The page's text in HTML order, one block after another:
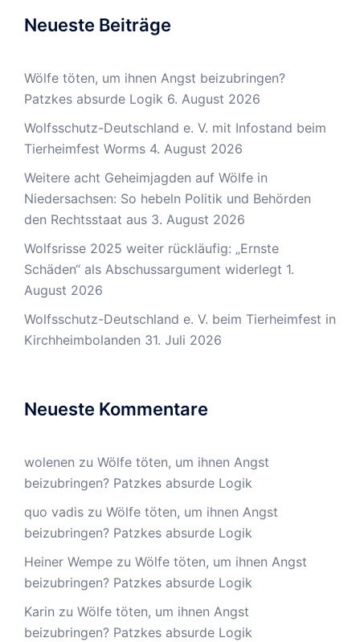
Neueste Beiträge
Wölfe töten, um ihnen Angst beizubringen?
Patzkes absurde Logik 6. August 2026
Wolfsschutz-Deutschland e. V. mit Infostand beim
Tierheimfest Worms 4. August 2026
Weitere acht Geheimjagden auf Wölfe in
Niedersachsen: So hebeln Politik und Behörden
den Rechtsstaat aus 3. August 2026
Wolfsrisse 2025 weiter rückläufig: „Ernste
Schäden“ als Abschussargument widerlegt 1.
August 2026
Wolfsschutz-Deutschland e. V. beim Tierheimfest in
Kirchheimbolanden 31. Juli 2026
Neueste Kommentare
wolenen zu Wölfe töten, um ihnen Angst
beizubringen? Patzkes absurde Logik
quo vadis zu Wölfe töten, um ihnen Angst
beizubringen? Patzkes absurde Logik
Heiner Wempe zu Wölfe töten, um ihnen Angst
beizubringen? Patzkes absurde Logik
Karin zu Wölfe töten, um ihnen Angst
beizubringen? Patzkes absurde Logik